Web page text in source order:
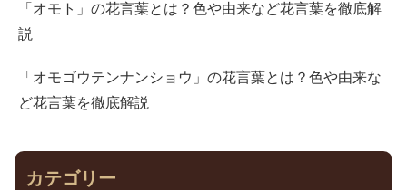
「オモト」の花言葉とは？色や由来など花言葉を徹底解
説
「オモゴウテンナンショウ」の花言葉とは？色や由来な
ど花言葉を徹底解説
カテゴリー